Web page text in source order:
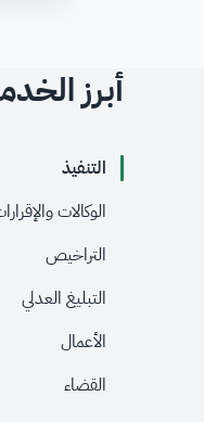
أبرز
طلب خدمة زيارة
خدمة الكترونية
التنفيذ) طلب
السند التنفيذي